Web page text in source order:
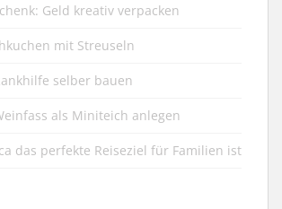
Geld kreativ verpacken
mit Streuseln
selber bauen
als Miniteich anlegen
das perfekte Reiseziel für Familien ist